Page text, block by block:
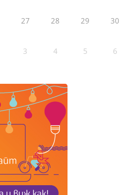
27 28 29 30
3 4 5 6